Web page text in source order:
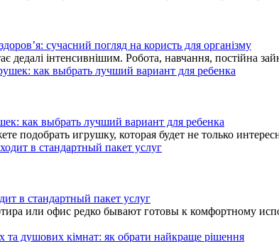
сучасний погляд на користь для організму
дедалі інтенсивнішим. Робота, навчання, постійна
как выбрать лучший вариант для ребенка
подобрать игрушку, которая будет не только
в стандартный пакет услуг
или офис редко бывают готовы к комфортному